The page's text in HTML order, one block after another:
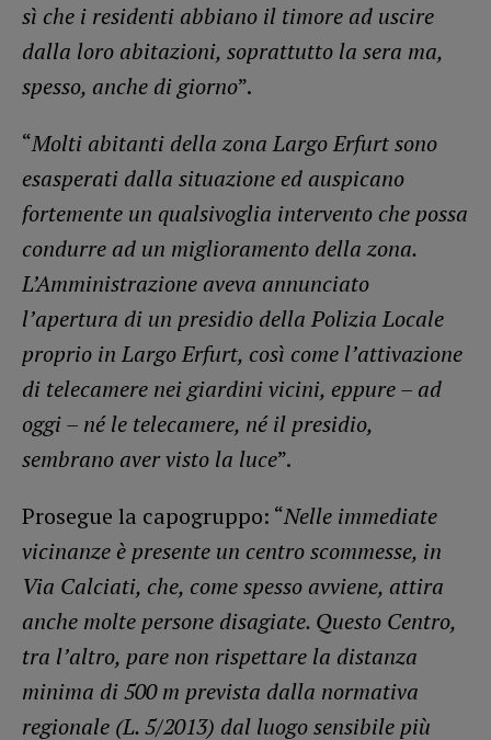
sì che i residenti abbiano il timore ad uscire
dalla loro abitazioni, soprattutto la sera ma,
spesso, anche di giorno”.
“Molti abitanti della zona Largo Erfurt sono
esasperati dalla situazione ed auspicano
fortemente un qualsivoglia intervento che possa
condurre ad un miglioramento della zona.
L’Amministrazione aveva annunciato
l’apertura di un presidio della Polizia Locale
proprio in Largo Erfurt, così come l’attivazione
di telecamere nei giardini vicini, eppure – ad
oggi – né le telecamere, né il presidio,
sembrano aver visto la luce”.
Prosegue la capogruppo: “Nelle immediate
vicinanze è presente un centro scommesse, in
Via Calciati, che, come spesso avviene, attira
anche molte persone disagiate. Questo Centro,
tra l’altro, pare non rispettare la distanza
minima di 500 m prevista dalla normativa
regionale (L. 5/2013) dal luogo sensibile più